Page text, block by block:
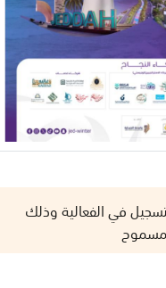
في الفعالية وذلك